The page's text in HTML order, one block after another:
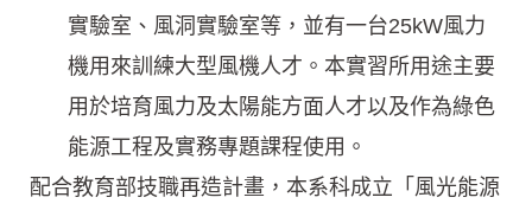
實驗室、風洞實驗室等，並有一台25kW風力
機用來訓練大型風機人才。本實習所用途主要
用於培育風力及太陽能方面人才以及作為綠色
能源工程及實務專題課程使用。
配合教育部技職再造計畫，本系科成立「風光能源